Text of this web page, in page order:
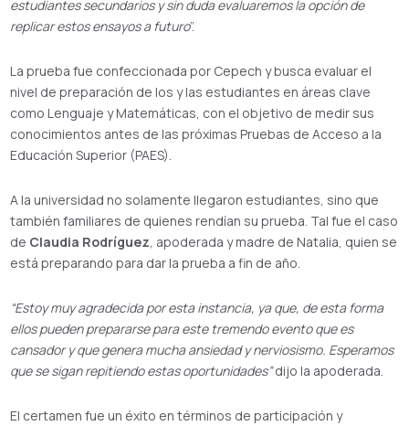
estudiantes secundarios y sin duda evaluaremos la opción de
replicar estos ensayos a futuro”.
La prueba fue confeccionada por Cepech y busca evaluar el
nivel de preparación de los y las estudiantes en áreas clave
como Lenguaje y Matemáticas, con el objetivo de medir sus
conocimientos antes de las próximas Pruebas de Acceso a la
Educación Superior (PAES).
A la universidad no solamente llegaron estudiantes, sino que
también familiares de quienes rendían su prueba. Tal fue el caso
de Claudia Rodríguez , apoderada y madre de Natalia, quien se
está preparando para dar la prueba a fin de año.
“Estoy muy agradecida por esta instancia, ya que, de esta forma
ellos pueden prepararse para este tremendo evento que es
cansador y que genera mucha ansiedad y nerviosismo. Esperamos
que se sigan repitiendo estas oportunidades”dijo la apoderada.
El certamen fue un éxito en términos de participación y